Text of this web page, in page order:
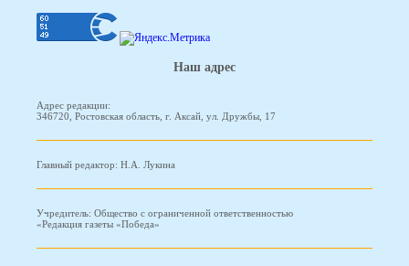
Наш адрес
Адрес редакции:
346720, Ростовская область, г. Аксай, ул. Дружбы, 17
Главный редактор: Н.А. Лукина
Учредитель: Общество с ограниченной ответственностью
«Редакция газеты «Победа»